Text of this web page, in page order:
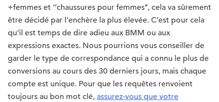
+femmes et ‘’chaussures pour femmes’’, cela va sûrement
être décidé par l’enchère la plus élevée. C’est pour cela
qu’il est temps de dire adieu aux BMM ou aux
expressions exactes. Nous pourrions vous conseiller de
garder le type de correspondance qui a connu le plus de
conversions au cours des 30 derniers jours, mais chaque
compte est unique. Pour que les requêtes renvoient
toujours au bon mot clé, assurez-vous que votre